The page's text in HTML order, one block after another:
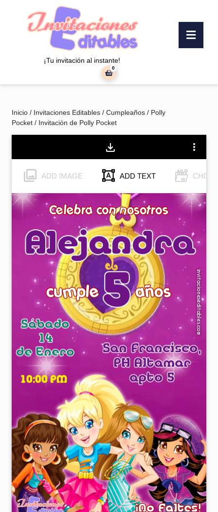
contenido
¡Tu invitación al instante!
carrito
0
Inicio / Invitaciones Editables / Cumpleaños / Polly
Pocket / Invitación de Polly Pocket
ADD IMAGE ADD TEXT